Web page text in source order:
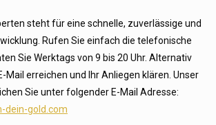
steht für eine schnelle, zuverlässige und
Rufen Sie einfach die telefonische
Sie Werktags von 9 bis 20 Uhr. Alternativ
Mail erreichen und Ihr Anliegen klären. Unser
Sie unter folgender E-Mail Adresse:
dein-gold.com